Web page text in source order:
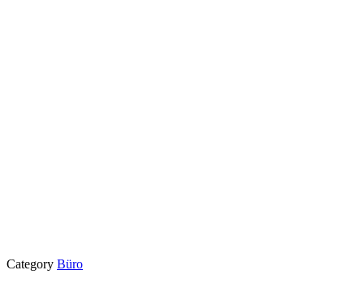
Category Büro